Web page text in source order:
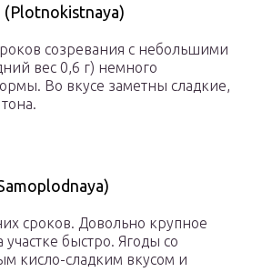
(Plotnokistnaya)
созревания с небольшими
вес 0,6 г) немного
Во вкусе заметны сладкие,
сроков. Довольно крупное
участке быстро. Ягоды со
кисло-сладким вкусом и